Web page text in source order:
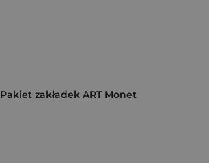
Pakiet zakładek ART Monet